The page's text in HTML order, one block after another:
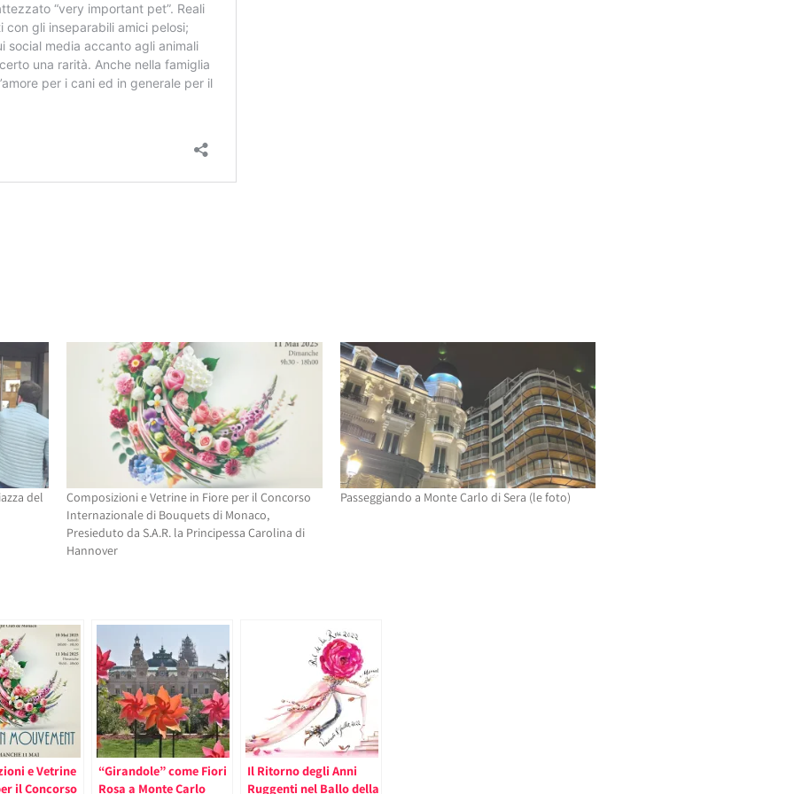
del
Composizioni e Vetrine in Fiore per il Concorso
Internazionale di Bouquets di Monaco,
Presieduto da S.A.R. la Principessa Carolina di
Hannover
Passeggiando a Monte Carlo di Sera (le foto)
e Vetrine
il Concorso
“Girandole” come Fiori
Rosa a Monte Carlo
Il Ritorno degli Anni
Ruggenti nel Ballo della